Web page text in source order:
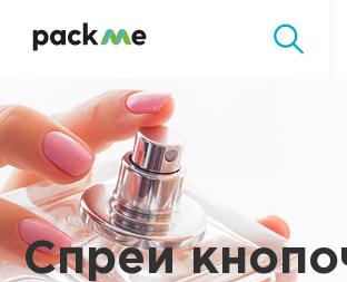
Спреи